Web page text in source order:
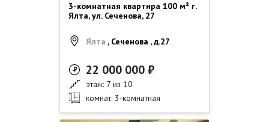
3-комнатная квартира 100 м² г.
Ялта, ул. Сеченова, 27
Ялта , Сеченова , д.27
22 000 000 ₽
этаж: 7 из 10
комнат: 3-комнатная